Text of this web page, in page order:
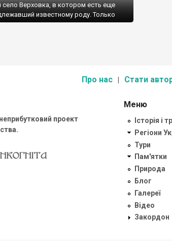
село Верховка, в котором есть еще
известному роду. Только
лучше.
Про нас Стати
неприбутковий проект
Меню
Історія і
Регіони
Тури
Пам'ятки
Природа
Блог
Галереї
Відео
Закордон